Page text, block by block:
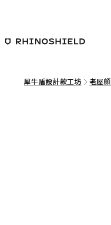
犀牛盾設計款工坊 老屋顏